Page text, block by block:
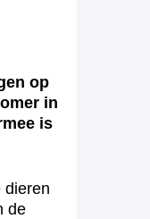
op
in
is
dieren
de